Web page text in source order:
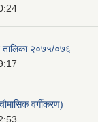
तालिका २०७५/०७६
वर्गीकरण)